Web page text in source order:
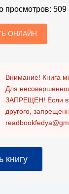
просмотров: 509
ОНЛАЙН
Внимание! Книга
Для
ЗАПРЕЩЕН! Если
другого,
книгу